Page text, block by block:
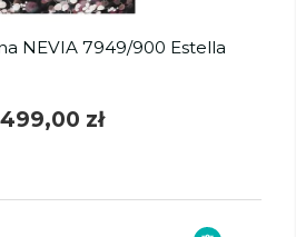
NEVIA 7949/900 Estella
499,00 zł